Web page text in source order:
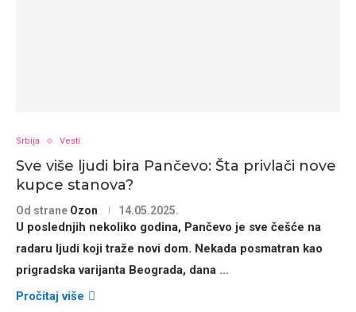
Srbija Vesti
Sve više ljudi bira Pančevo: Šta privlači nove
kupce stanova?
Od strane Ozon 14.05.2025.
U poslednjih nekoliko godina, Pančevo je sve češće na
radaru ljudi koji traže novi dom. Nekada posmatran kao
prigradska varijanta Beograda, dana ...
Pročitaj više